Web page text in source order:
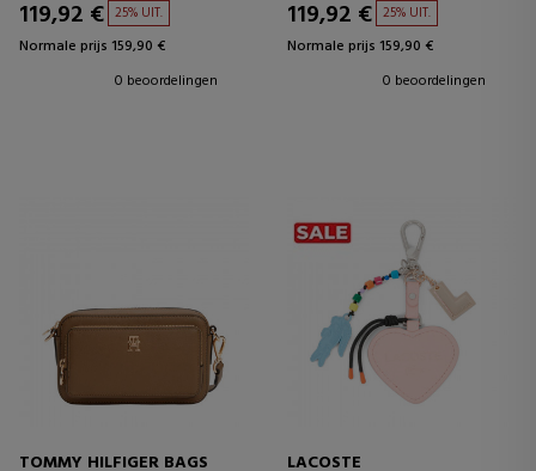
119,92 € 25% UIT.
Normale prijs 159,90 €
0 beoordelingen
119,92 € 25% UIT.
Normale prijs 159,90 €
0 beoordelingen
TOMMY HILFIGER BAGS LACOSTE